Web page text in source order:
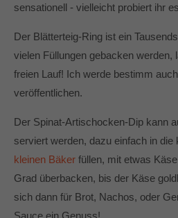
sensationell - vielleicht probiert ihr
Der Blätterteig-Ring ist ein
vielen Füllungen gebacken werden,
freien Lauf! Ich werde bestimm
veröffentlichen.
Der Spinat-Artischocken-Dip kann
serviert werden, dazu einfach in die
kleinen Bäker füllen, mit etwas
Grad überbacken, bis der Käse
sich dann für Brot, Nachos, oder
Sauce ein Genuss!